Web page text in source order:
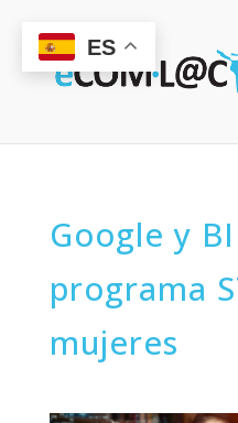
Google y
programa
mujeres
ES